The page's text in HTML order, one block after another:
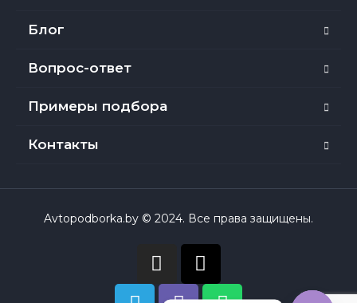
Блог
Вопрос-ответ
Примеры подбора
Контакты
Avtopodborka.by © 2024. Все права защищены.